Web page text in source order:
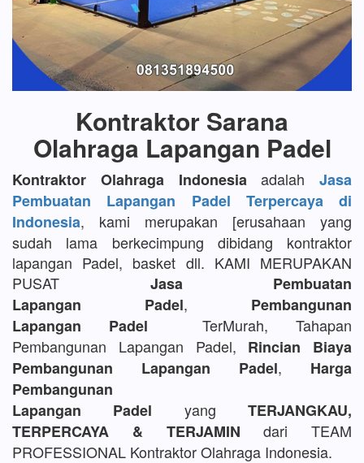
Kontraktor Sarana
Olahraga Lapangan Padel
Kontraktor Olahraga Indonesia adalah Jasa
Pembuatan Lapangan Padel Terpercaya di
Indonesia, kami merupakan [erusahaan yang
sudah lama berkecimpung dibidang kontraktor
lapangan Padel, basket dll. KAMI MERUPAKAN
PUSAT Jasa Pembuatan
Lapangan Padel, Pembangunan
Lapangan Padel TerMurah, Tahapan
Pembangunan Lapangan Padel, Rincian Biaya
Pembangunan Lapangan Padel, Harga
Pembangunan
Lapangan Padel yangTERJANGKAU,
TERPERCAYA & TERJAMIN dari TEAM
PROFESSIONAL Kontraktor Olahraga Indonesia.